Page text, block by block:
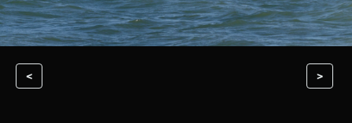
< >